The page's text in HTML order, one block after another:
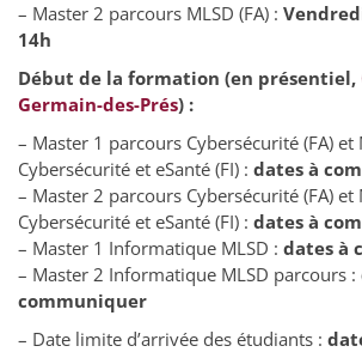
– Master 2 parcours MLSD (FA) :
14h
Début de la formation (en présentiel,
Germain-des-Prés) :
– Master 1 parcours Cybersécurité (FA)
Cybersécurité et eSanté (FI) : dates à
– Master 2 parcours Cybersécurité (FA)
Cybersécurité et eSanté (FI) : dates à
– Master 1 Informatique MLSD : dates à
– Master 2 Informatique MLSD parcours :
communiquer
– Date limite d’arrivée des étudiants :